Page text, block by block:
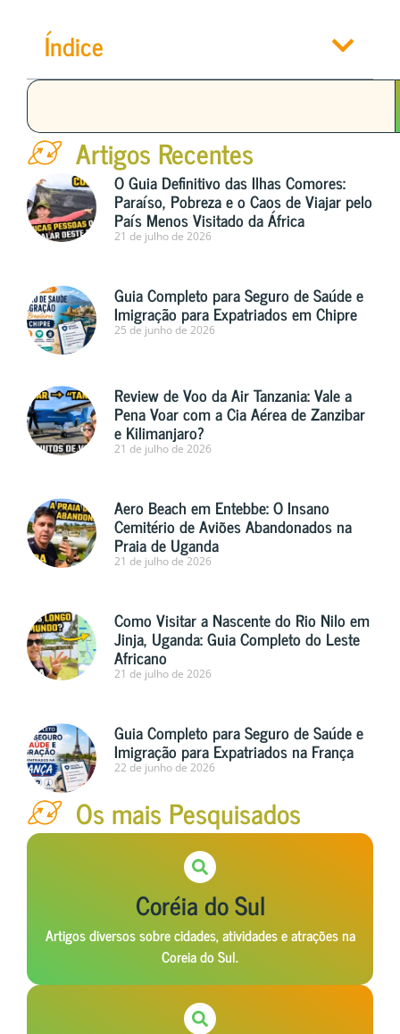
Índice
Artigos Recentes
O Guia Definitivo das Ilhas Comores:
Paraíso, Pobreza e o Caos de Viajar pelo
País Menos Visitado da África
21 de julho de 2026
Guia Completo para Seguro de Saúde e
Imigração para Expatriados em Chipre
25 de junho de 2026
Review de Voo da Air Tanzania: Vale a
Pena Voar com a Cia Aérea de Zanzibar
e Kilimanjaro?
21 de julho de 2026
Aero Beach em Entebbe: O Insano
Cemitério de Aviões Abandonados na
Praia de Uganda
21 de julho de 2026
Como Visitar a Nascente do Rio Nilo em
Jinja, Uganda: Guia Completo do Leste
Africano
21 de julho de 2026
Guia Completo para Seguro de Saúde e
Imigração para Expatriados na França
22 de junho de 2026
Os mais Pesquisados
Coréia do Sul
Artigos diversos sobre cidades, atividades e atrações na
Coreia do Sul.